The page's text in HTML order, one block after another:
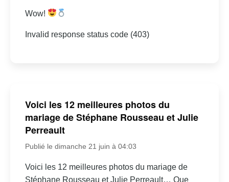
Wow!
Invalid response status code (403)
Voici les 12 meilleures photos du
mariage de Stéphane Rousseau et Julie
Perreault
Publié le dimanche 21 juin à 04:03
Voici les 12 meilleures photos du mariage de
Stéphane Rousseau et Julie Perreault… Que